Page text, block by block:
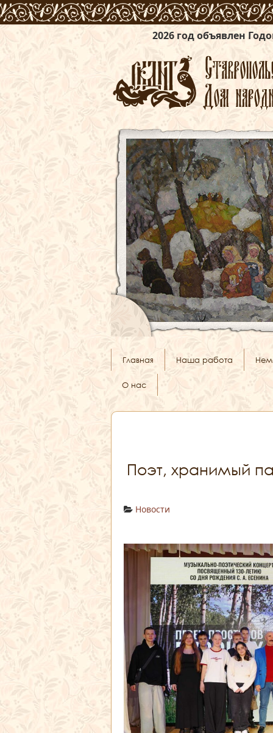
2026 год объявлен Годом единства
Главная Наша работа
О нас
Поэт, хранимый
Новости